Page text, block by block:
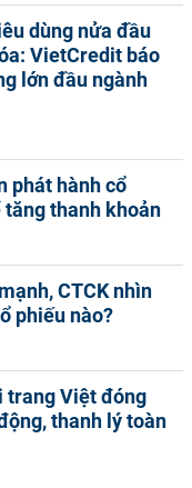
dùng nửa đầu
VietCredit báo
lớn đầu ngành
phát hành cổ
thanh khoản
CTCK nhìn
phiếu nào?
trang Việt đóng
thanh lý toàn